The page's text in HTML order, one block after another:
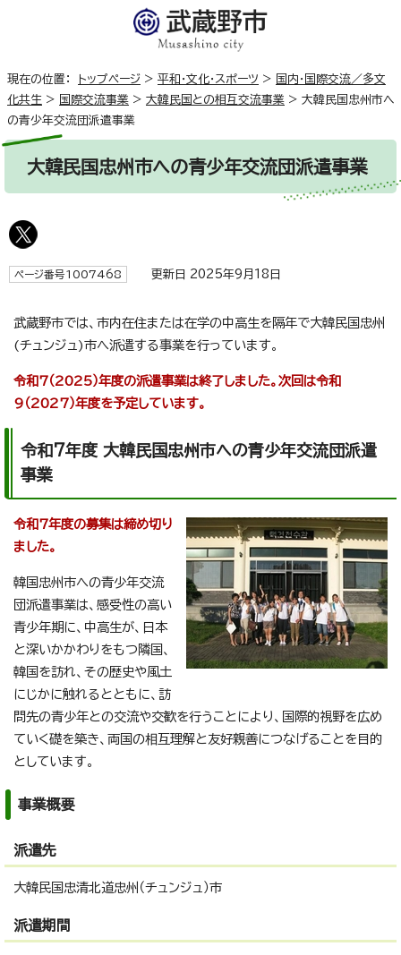
現在の位置： トップページ > 平和・文化・スポーツ > 国内・国際交流／多文
化共生 > 国際交流事業 > 大韓民国との相互交流事業 > 大韓民国忠州市へ
の青少年交流団派遣事業
大韓民国忠州市への青少年交流団派遣事業
ページ番号1007468 更新日 2025年9月18日
武蔵野市では、市内在住または在学の中高生を隔年で大韓民国忠州
(チュンジュ)市へ派遣する事業を行っています。
令和7（2025）年度の派遣事業は終了しました。次回は令和
9（2027）年度を予定しています。
令和7年度 大韓民国忠州市への青少年交流団派遣
事業
令和7年度の募集は締め切り
ました。
韓国忠州市への青少年交流
団派遣事業は、感受性の高い
青少年期に、中高生が、日本
と深いかかわりをもつ隣国、
韓国を訪れ、その歴史や風土
にじかに触れるとともに、訪
問先の青少年との交流や交歓を行うことにより、国際的視野を広め
ていく礎を築き、両国の相互理解と友好親善につなげることを目的
としています。
事業概要
派遣先
大韓民国忠清北道忠州（チュンジュ）市
派遣期間